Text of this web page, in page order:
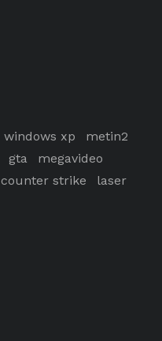
windows xp
metin2
gta
megavideo
counter strike laser